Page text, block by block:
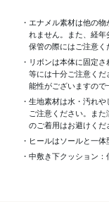
・エナメル素材は他の
れません。また、経
保管の際にはご注意く
・リボンは本体に固定
等には十分ご注意く
能性がございますので
・生地素材は水・汚れ
ご注意ください。ま
のご着用はお避けくだ
・ヒールはソールと一体
・中敷き下クッション